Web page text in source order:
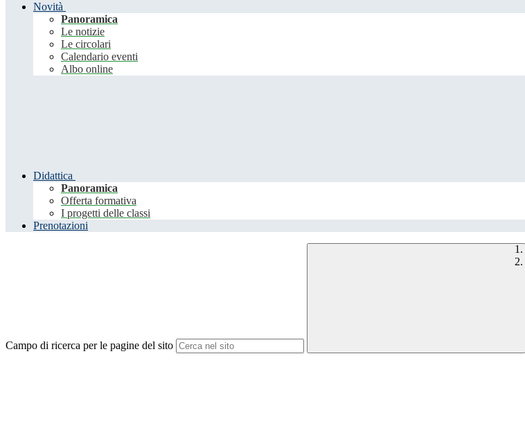
Novità
Panoramica
Le notizie
Le circolari
Calendario eventi
Albo online
Didattica
Panoramica
Offerta formativa
I progetti delle classi
Prenotazioni
Campo di ricerca per le pagine del sito